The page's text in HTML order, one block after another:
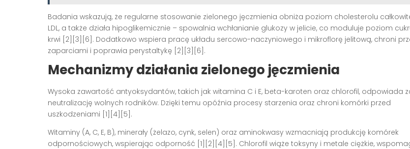
Badania wskazują, że regularne stosowanie zielonego jęczmienia obniża poziom cholesterolu
LDL, a także działa hipoglikemicznie – spowalnia wchłanianie glukozy w jelicie, co moduluje poziom
krwi [2][3][6] . Dodatkowo wspiera pracę układu sercowo-naczyniowego i mikroflorę jelitową, chroni
zaparciami i poprawia perystaltykę [2][3][6] .
Mechanizmy działania zielonego jęczmienia
Wysoka zawartość antyoksydantów, takich jak witamina C i E, beta-karoten oraz chlorofil, odpowiada
neutralizację wolnych rodników. Dzięki temu opóźnia procesy starzenia oraz chroni komórki przed
uszkodzeniami [1][4][5] .
Witaminy (A, C, E, B), minerały (żelazo, cynk, selen) oraz aminokwasy wzmacniają produkcję komórek
odpornościowych, wspierając odporność [1][2][4][5] . Chlorofil wiąże toksyny i metale ciężkie,